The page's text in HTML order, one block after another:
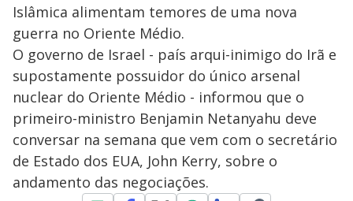
Islâmica alimentam temores de uma nova
guerra no Oriente Médio.
O governo de Israel - país arqui-inimigo do Irã e
supostamente possuidor do único arsenal
nuclear do Oriente Médio - informou que o
primeiro-ministro Benjamin Netanyahu deve
conversar na semana que vem com o secretário
de Estado dos EUA, John Kerry, sobre o
andamento das negociações.